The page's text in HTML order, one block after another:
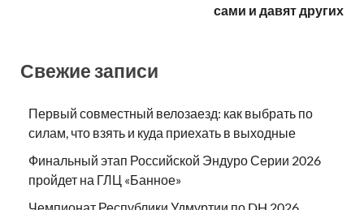
сами и давят других
Свежие записи
Первый совместный велозаезд: как выбрать по
силам, что взять и куда приехать в выходные
Финальный этап Российской Эндуро Серии 2026
пройдет на ГЛЦ «Банное»